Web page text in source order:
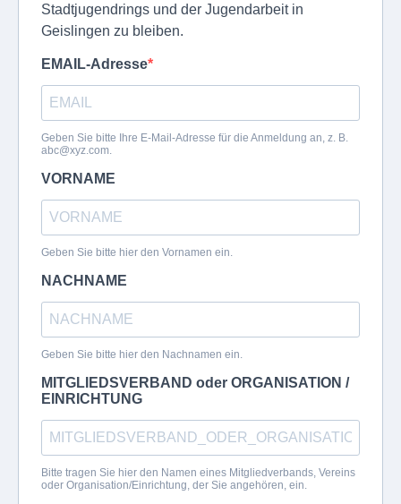
Stadtjugendrings und der Jugendarbeit in
Geislingen zu bleiben.
EMAIL-Adresse
Geben Sie bitte Ihre E-Mail-Adresse für die Anmeldung an, z. B.
abc@xyz.com
VORNAME
Geben Sie bitte hier den Vornamen ein.
NACHNAME
Geben Sie bitte hier den Nachnamen ein.
MITGLIEDSVERBAND oder ORGANISATION /
EINRICHTUNG
Bitte tragen Sie hier den Namen eines Mitgliedverbands, Vereins
oder Organisation/Einrichtung, der Sie angehören, ein.